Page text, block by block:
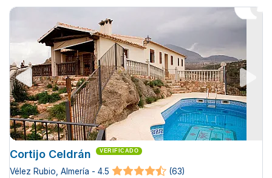
Cortijo Celdrán VERIFICADO
Vélez Rubio, Almería - 4.5 (63)